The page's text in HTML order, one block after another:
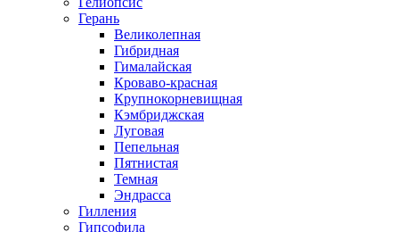
Герань
Великолепная
Гибридная
Гималайская
Кроваво-красная
Крупнокорневищная
Кэмбриджская
Луговая
Пепельная
Пятнистая
Темная
Эндрасса
Гилления
Гипсофила